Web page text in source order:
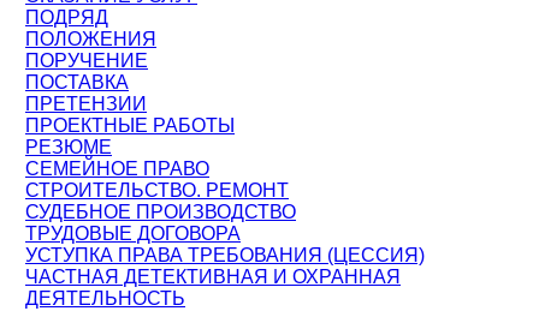
ПОДРЯД
ПОЛОЖЕНИЯ
ПОРУЧЕНИЕ
ПОСТАВКА
ПРЕТЕНЗИИ
ПРОЕКТНЫЕ РАБОТЫ
РЕЗЮМЕ
СЕМЕЙНОЕ ПРАВО
СТРОИТЕЛЬСТВО. РЕМОНТ
СУДЕБНОЕ ПРОИЗВОДСТВО
ТРУДОВЫЕ ДОГОВОРА
УСТУПКА ПРАВА ТРЕБОВАНИЯ (ЦЕССИЯ)
ЧАСТНАЯ ДЕТЕКТИВНАЯ И ОХРАННАЯ
ДЕЯТЕЛЬНОСТЬ